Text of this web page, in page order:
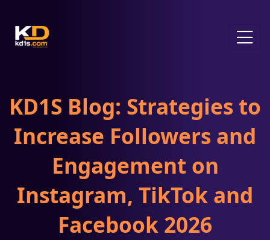
KD1S Blog: Strategies to
Increase Followers and
Engagement on
Instagram, TikTok and
Facebook 2026